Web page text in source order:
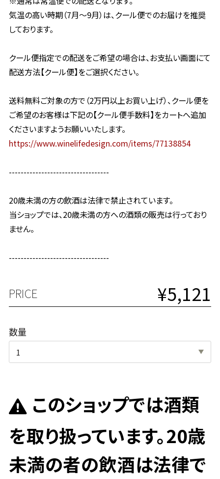
気温の高い時期（7月〜9月）は、クール便でのお届けを推奨
しております。
クール便指定での配送をご希望の場合は、お支払い画面にて
配送方法【クール便】をご選択ください。
送料無料ご対象の方で（2万円以上お買い上げ）、クール便を
ご希望のお客様は下記の【クール便手数料】をカートへ追加
くださいますようお願いいたします。
https://www.winelifedesign.com/items/77138854
----------------------------------
20歳未満の方の飲酒は法律で禁止されています。
当ショップでは、20歳未満の方への酒類の販売は行っており
ません。
----------------------------------
PRICE ¥5,121
数量
このショップでは酒類
を取り扱っています。20歳
未満の者の飲酒は法律で